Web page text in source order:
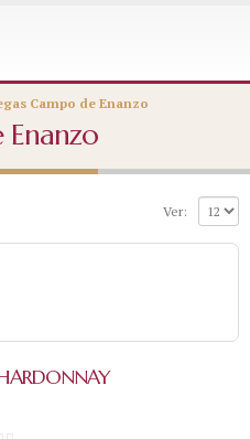
Campo de Enanzo
Enanzo
Ver: